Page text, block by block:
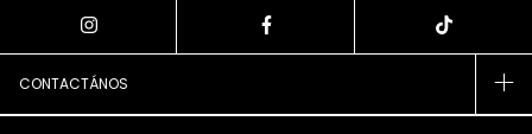
CONTACTÁNOS